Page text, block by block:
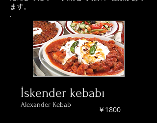
ます。
İskender kebabı
Alexander Kebab
￥1800